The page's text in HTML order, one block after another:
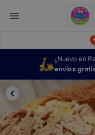
¿Nuevo en
envíos